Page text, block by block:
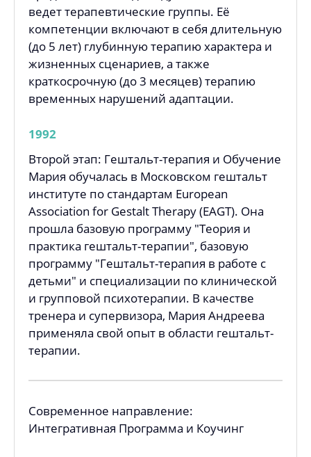
ведет терапевтические группы. Её
компетенции включают в себя длительную
(до 5 лет) глубинную терапию характера и
жизненных сценариев, а также
краткосрочную (до 3 месяцев) терапию
временных нарушений адаптации.
1992
Второй этап: Гештальт-терапия и Обучение
Мария обучалась в Московском гештальт
институте по стандартам European
Association for Gestalt Therapy (EAGT). Она
прошла базовую программу "Теория и
практика гештальт-терапии", базовую
программу "Гештальт-терапия в работе с
детьми" и специализации по клинической
и групповой психотерапии. В качестве
тренера и супервизора, Мария Андреева
применяла свой опыт в области гештальт-
терапии.
Современное направление:
Интегративная Программа и Коучинг